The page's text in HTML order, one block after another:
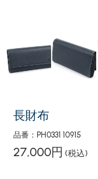
長財布
品番：PH0331 10915
27,000円 (税込)